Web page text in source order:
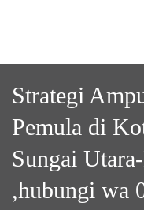
Strategi
Pemula di
Sungai
,hubungi wa